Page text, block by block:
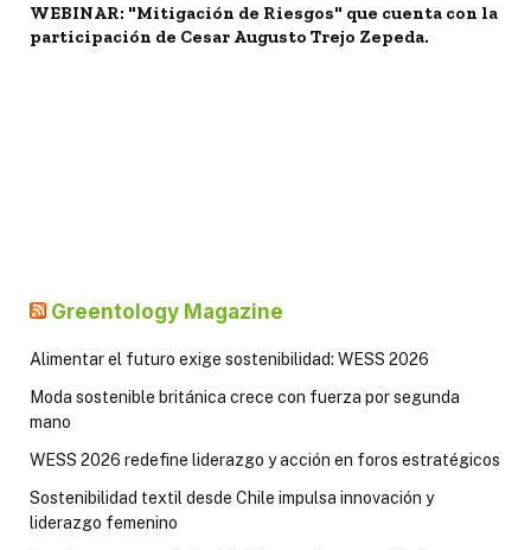
WEBINAR: "Mitigación de Riesgos" que cuenta con la
participación de Cesar Augusto Trejo Zepeda.
Greentology Magazine
Alimentar el futuro exige sostenibilidad: WESS 2026
Moda sostenible británica crece con fuerza por segunda
mano
WESS 2026 redefine liderazgo y acción en foros estratégicos
Sostenibilidad textil desde Chile impulsa innovación y
liderazgo femenino